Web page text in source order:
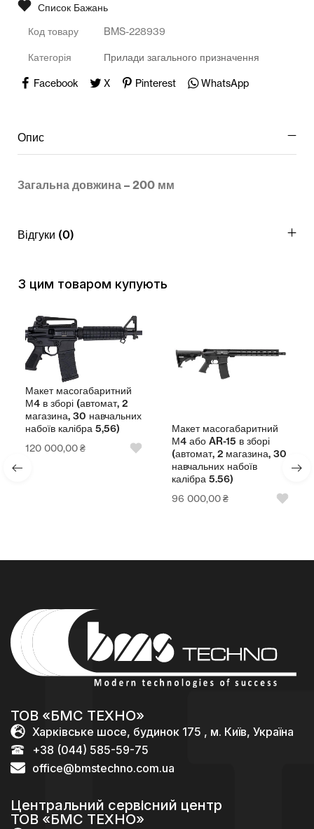
Всі товари
Підкатегорії відсутні.
Список Бажань
Код товару BMS-228939
Категорія Прилади загального призначення
Facebook X Pinterest WhatsApp
Опис
Загальна довжина – 200 мм
Відгуки (0)
З цим товаром купують
Макет масогабаритний
М4 в зборі (автомат, 2
магазина, 30 навчальних
набоїв калібра 5,56)
120 000,00₴
Макет масогабаритний
М4 або AR-15 в зборі
(автомат, 2 магазина, 30
навчальних набоїв
калібра 5.56)
96 000,00₴
ТОВ «БМС ТЕХНО»
Харківське шосе, будинок 175 , м. Київ, Україна
+38 (044) 585-59-75
office@bmstechno.com.ua
Центральний сервісний центр
ТОВ «БМС ТЕХНО»